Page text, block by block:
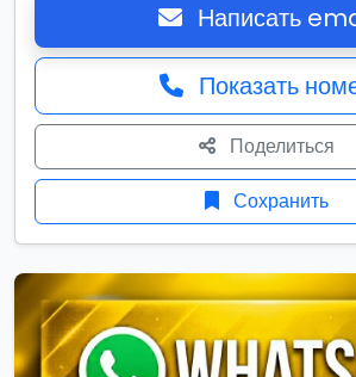
Написать
Показать
Поделиться
Сохранить